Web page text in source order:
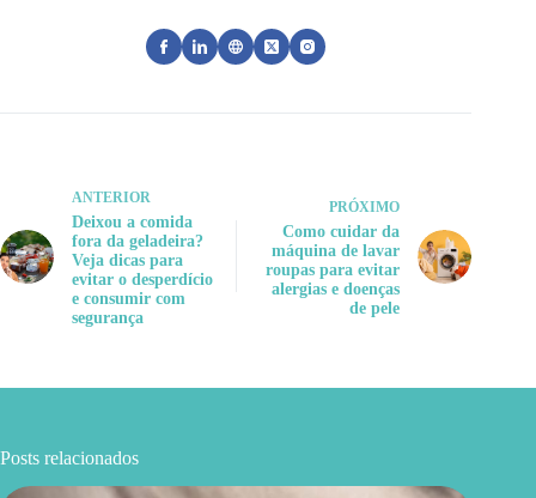
ANTERIOR
Deixou a comida
fora da geladeira?
Veja dicas para
evitar o desperdício
e consumir com
segurança
PRÓXIMO
Como cuidar da
máquina de lavar
roupas para evitar
alergias e doenças
de pele
Posts relacionados